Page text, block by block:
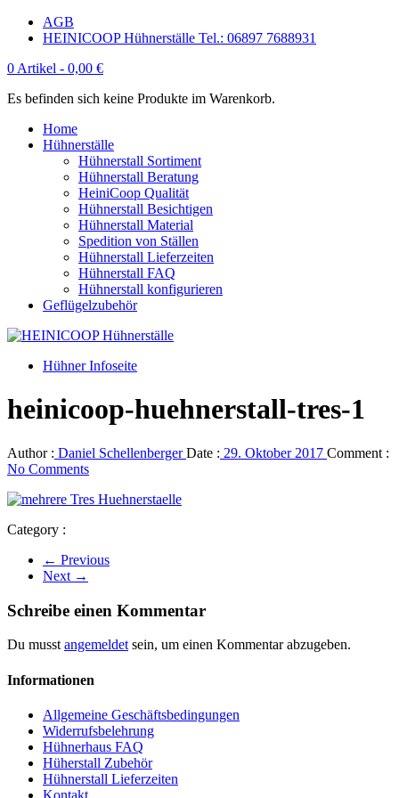
AGB
HEINICOOP Hühnerställe Tel.: 06897 7688931
0 Artikel - 0,00 €
Es befinden sich keine Produkte im Warenkorb.
Home
Hühnerställe
Hühnerstall Sortiment
Hühnerstall Beratung
HeiniCoop Qualität
Hühnerstall Besichtigen
Hühnerstall Material
Spedition von Ställen
Hühnerstall Lieferzeiten
Hühnerstall FAQ
Hühnerstall konfigurieren
Geflügelzubehör
Hühner Infoseite
heinicoop-huehnerstall-tres-1
Author : Daniel SchellenbergerDate : 29. Oktober 2017 Comment :
No Comments
Category :
← Previous
Next →
Schreibe einen Kommentar
Du musst angemeldet sein, um einen Kommentar abzugeben.
Informationen
Allgemeine Geschäftsbedingungen
Widerrufsbelehrung
Hühnerhaus FAQ
Hüherstall Zubehör
Hühnerstall Lieferzeiten
Kontakt